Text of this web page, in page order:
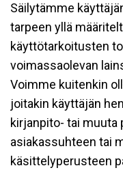
Säilytämme
tarpeen yllä
käyttötarkoitusten
voimassaolevan
Voimme kuitenkin
joitakin käyttäjän
kirjanpito- tai muuta
asiakassuhteen tai
käsittelyperusteen